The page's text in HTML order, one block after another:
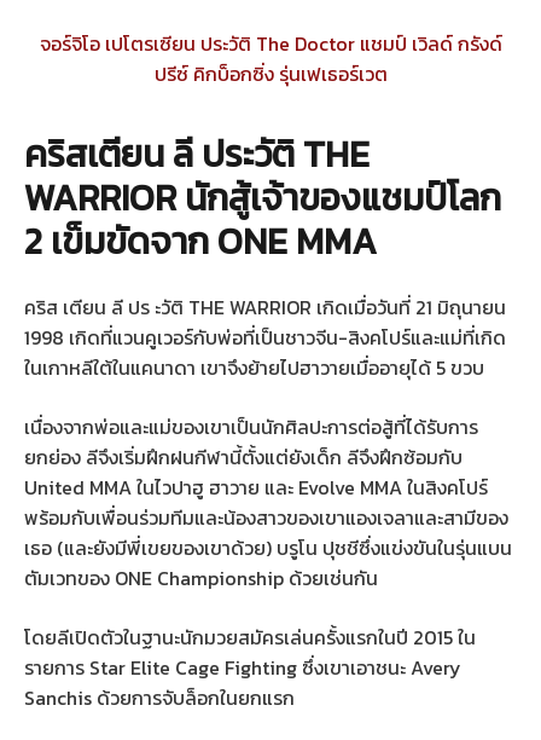
จอร์จิโอ เปโตรเซียน ประวัติ The Doctor แชมป์ เวิลด์ กรังด์
ปรีซ์ คิกบ็อกซิ่ง รุ่นเฟเธอร์เวต
คริสเตียน ลี ประวัติ THE
WARRIOR นักสู้เจ้าของแชมป์โลก
2 เข็มขัดจาก ONE MMA
คริส เตียน ลี ปร ะวัติ THE WARRIOR เกิดเมื่อวันที่ 21 มิถุนายน
1998 เกิดที่แวนคูเวอร์กับพ่อที่เป็นชาวจีน-สิงคโปร์และแม่ที่เกิด
ในเกาหลีใต้ในแคนาดา เขาจึงย้ายไปฮาวายเมื่ออายุได้ 5 ขวบ
เนื่องจากพ่อและแม่ของเขาเป็นนักศิลปะการต่อสู้ที่ได้รับการ
ยกย่อง ลีจึงเริ่มฝึกฝนกีฬานี้ตั้งแต่ยังเด็ก ลีจึงฝึกซ้อมกับ
United MMA ในไวปาฮู ฮาวาย และ Evolve MMA ในสิงคโปร์
พร้อมกับเพื่อนร่วมทีมและน้องสาวของเขาแองเจลาและสามีของ
เธอ (และยังมีพี่เขยของเขาด้วย) บรูโน ปุชชีซึ่งแข่งขันในรุ่นแบน
ตัมเวทของ ONE Championship ด้วยเช่นกัน
โดยลีเปิดตัวในฐานะนักมวยสมัครเล่นครั้งแรกในปี 2015 ใน
รายการ Star Elite Cage Fighting ซึ่งเขาเอาชนะ Avery
Sanchis ด้วยการจับล็อกในยกแรก